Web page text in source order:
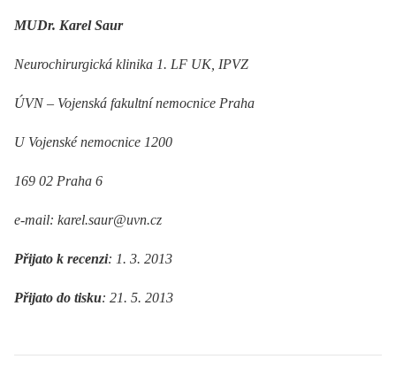
MUDr. Karel Saur
Neurochirurgická klinika 1. LF UK, IPVZ
ÚVN –⁠ Vojenská fakultní nemocnice Praha
U Vojenské nemocnice 1200
169 02 Praha 6
e-mail: karel.saur@uvn.cz
Přijato k recenzi: 1. 3. 2013
Přijato do tisku: 21. 5. 2013